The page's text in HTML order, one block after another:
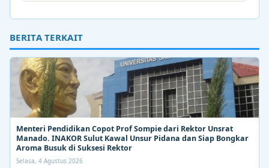
BERITA TERKAIT
Menteri Pendidikan Copot Prof Sompie dari Rektor Unsrat
Manado. INAKOR Sulut Kawal Unsur Pidana dan Siap Bongkar
Aroma Busuk di Suksesi Rektor
Selasa, 4 Agustus 2026